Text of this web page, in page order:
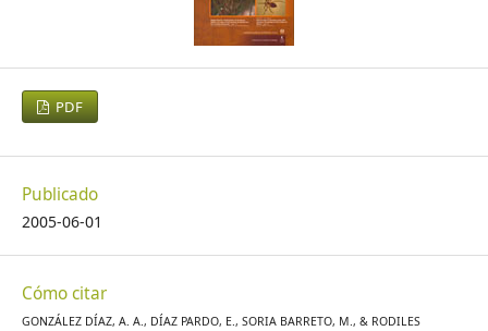
PDF
Publicado
2005-06-01
Cómo citar
GONZÁLEZ DÍAZ, A. A., DÍAZ PARDO, E., SORIA BARRETO, M., & RODILES